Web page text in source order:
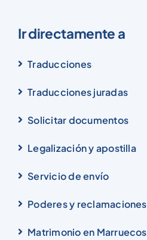
Ir directamente a
Traducciones
Traducciones juradas
Solicitar documentos
Legalización y apostilla
Servicio de envío
Poderes y reclamaciones
Matrimonio en Marruecos